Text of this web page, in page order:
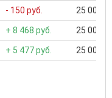
- 150 руб. 25 000
+ 8 468 руб. 25 000
+ 5 477 руб. 25 000